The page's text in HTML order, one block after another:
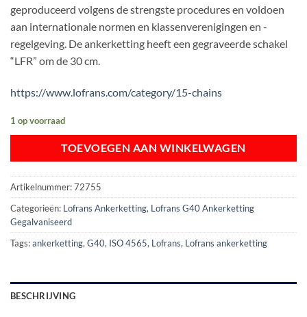
geproduceerd volgens de strengste procedures en voldoen
aan internationale normen en klassenverenigingen en -
regelgeving. De ankerketting heeft een gegraveerde schakel
“LFR” om de 30 cm.
https://www.lofrans.com/category/15-chains
1 op voorraad
TOEVOEGEN AAN WINKELWAGEN
Artikelnummer:72755
Categorieën: Lofrans Ankerketting, Lofrans G40 Ankerketting
Gegalvaniseerd
Tags:ankerketting, G40, ISO 4565, Lofrans, Lofrans ankerketting
BESCHRIJVING